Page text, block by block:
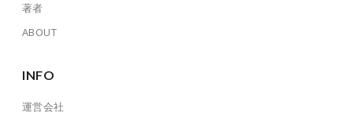
著者
ABOUT
INFO
運営会社